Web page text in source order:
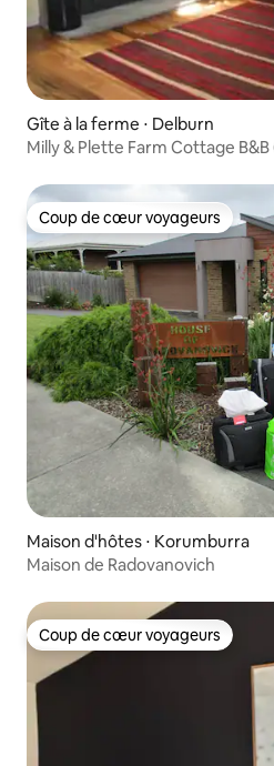
Gîte à la ferme ⋅ Delburn
Milly & Plette Farm Cottage
Coup de cœur voyageurs
Coup de cœur voyageurs
Maison d'hôtes ⋅ Korumburra
Maison de Radovanovich
Coup de cœur voyageurs
Coup de cœur voyageurs